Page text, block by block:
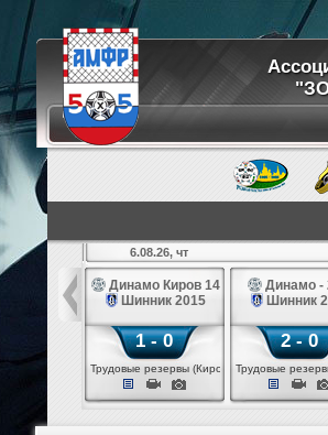
белые 14
6.08.26, чт
Динамо Киров 14
Шинник 2015
1 - 0
Трудовые резервы (Киров)
Динамо -
Шинник
2 - 0
Трудовые